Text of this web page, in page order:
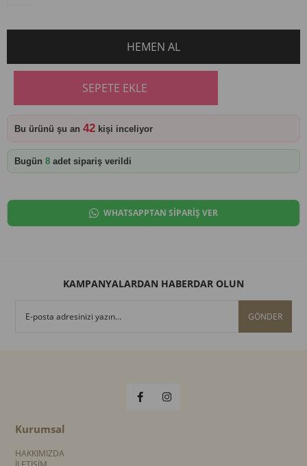
Bu ürünü şu an 42 kişi inceliyor
Bugün 8 adet sipariş verildi
WHATSAPPTAN SİPARİŞ VER
KAMPANYALARDAN HABERDAR OLUN
GÖNDER
Kurumsal
HAKKIMIZDA